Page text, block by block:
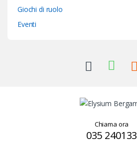
Giochi di ruolo
Eventi
Chiama ora
035 240133